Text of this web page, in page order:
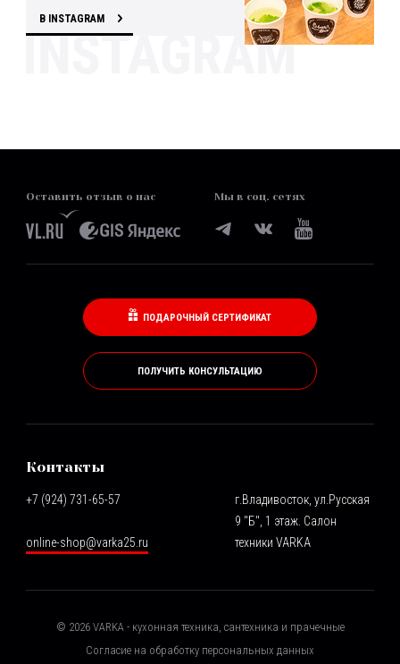
В INSTAGRAM
Оставить отзыв о нас Мы в соц. сетях
ПОДАРОЧНЫЙ СЕРТИФИКАТ
ПОЛУЧИТЬ КОНСУЛЬТАЦИЮ
Контакты
+7 (924) 731-65-57
online-shop@varka25.ru
г.Владивосток, ул.Русская
9 "Б", 1 этаж. Салон
техники VARKA
© 2026VARKA - кухонная техника, сантехника и прачечные
Согласие на обработку персональных данных